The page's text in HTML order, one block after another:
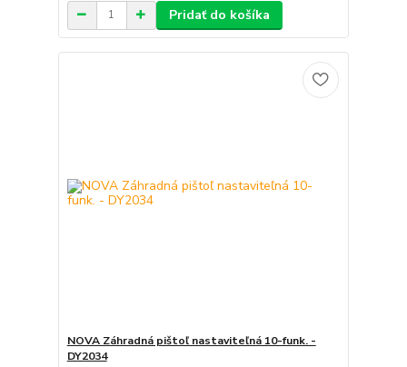
Pridať do košíka
NOVA Záhradná pištoľ nastaviteľná 10-funk. -
DY2034